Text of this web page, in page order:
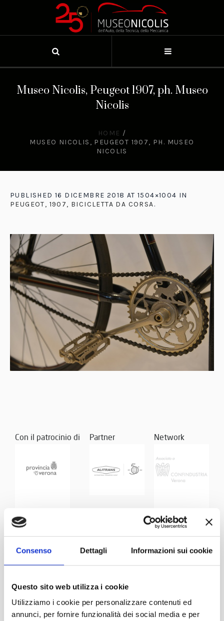
Consenso Dettagli Informazioni sui cookie
Questo sito web utilizza i cookie
Utilizziamo i cookie per personalizzare contenuti ed
annunci, per fornire funzionalità dei social media e per
Museo Nicolis, Peugeot 1907, ph. Museo
Nicolis
HOME /
MUSEO NICOLIS, PEUGEOT 1907, PH. MUSEO
NICOLIS
PUBLISHED 16 DICEMBRE 2018 AT 1504×1004 IN
PEUGEOT, 1907, BICICLETTA DA CORSA.
Con il patrocinio di Partner Network